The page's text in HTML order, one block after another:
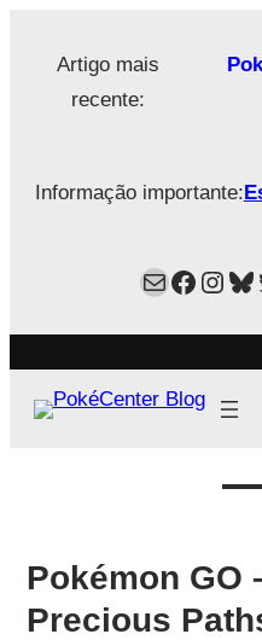
Artigo mais
recente:
Informação importante:
Mail
Pokémon GO
Precious